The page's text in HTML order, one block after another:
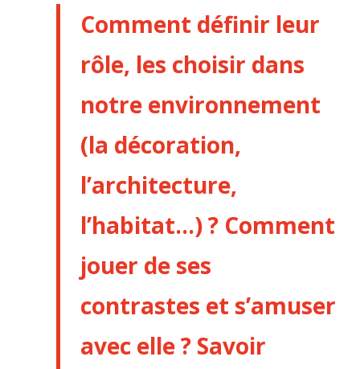
Comment définir leur
rôle, les choisir dans
notre environnement
(la décoration,
l’architecture,
l’habitat…) ? Comment
jouer de ses
contrastes et s’amuser
avec elle ? Savoir